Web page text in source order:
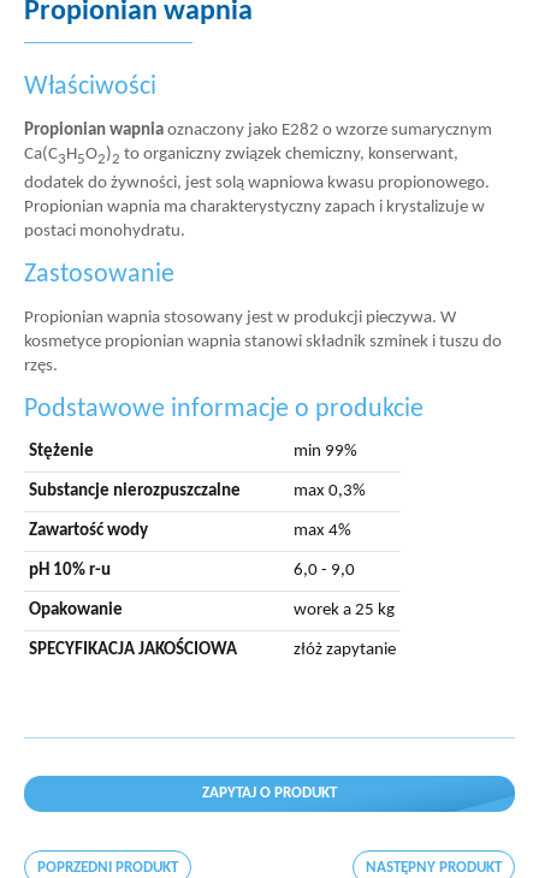
Propionian wapnia
Właściwości
Propionian wapnia oznaczony jako E282 o wzorze sumarycznym
Ca(C3H5O2)2 to organiczny związek chemiczny, konserwant,
dodatek do żywności, jest solą wapniowa kwasu propionowego.
Propionian wapnia ma charakterystyczny zapach i krystalizuje w
postaci monohydratu.
Zastosowanie
Propionian wapnia stosowany jest w produkcji pieczywa. W
kosmetyce propionian wapnia stanowi składnik szminek i tuszu do
rzęs.
Podstawowe informacje o produkcie
Stężenie min 99%
Substancje nierozpuszczalne max 0,3%
Zawartość wody max 4%
pH 10% r-u 6,0 - 9,0
Opakowanie worek a 25 kg
SPECYFIKACJA JAKOŚCIOWA złóż zapytanie
ZAPYTAJ O PRODUKT
POPRZEDNI PRODUKT NASTĘPNY PRODUKT